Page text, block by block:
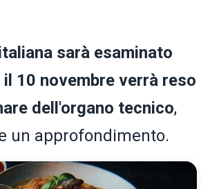
sarà esaminato
il 10 novembre verrà reso
dell'organo tecnico,
un approfondimento.